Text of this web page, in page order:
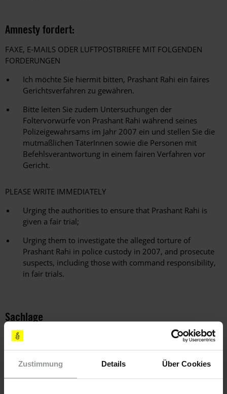
Zustimmung Details Über Cookies
Amnesty fordert:
FAXE, E-MAILS ODER LUFTPOSTBRIEFE MIT FOLGENDEN
FORDERUNGEN
Ich möchte Sie hiermit bitten, Prashant Rahi ein faires
Gerichtsverfahren zu gewähren.
Bitte leiten Sie zudem Untersuchungen der
Foltervorwürfe von Prashant Rahi während seines
Polizeigewahrsams im Jahr 2007 ein und stellen Sie die
mutmaßlichen TäterInnen sowie die Personen mit
Befehlsverantwortung in einem fairen Verfahren vor
Gericht.
PLEASE WRITE IMMEDIATELY
Urging the authorities to ensure that Prashant Rahi is
given a fair trial;
Urging them to investigate the alleged torture of
Prashant Rahi in police custody in 2007, and prosecute
suspects, including those with command responsibility,
in fair trials.
Sachlage
Der 52-jährige Prashant Rahi, auch bekannt als Prashant
Sanglikar, ist ein Aktivist und freier Journalist aus dem
Bundesstaat Uttarakhand. Er setzt sich dafür ein, dass
Menschen, die aufgrund des Verdachts festgenommen
werden, Verbindungen zur Kommunistischen Partei Indiens –